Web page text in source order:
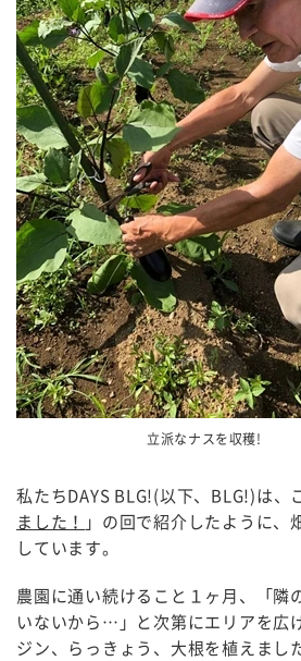
立派なナスを収穫!
私たちDAYS BLG!(以下、BLG!)は、
ました！ 」の回で紹介したように、
しています。
農園に通い続けること１ヶ月、「隣
いないから…」と次第にエリアを広
ジン、らっきょう、大根を植えまし